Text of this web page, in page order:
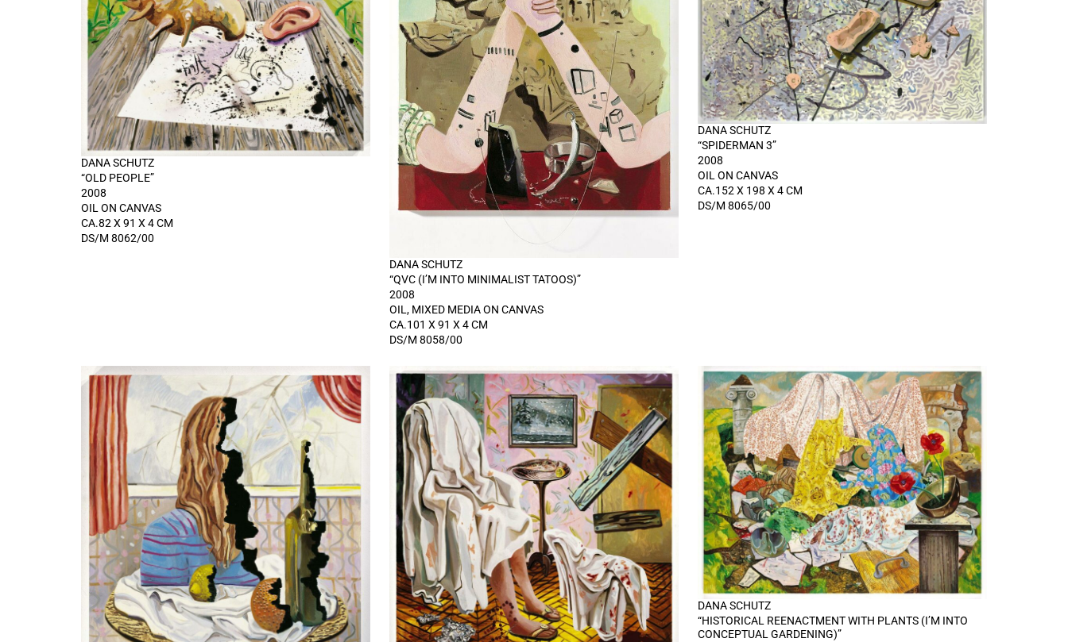
DANA SCHUTZ
“OLD PEOPLE”
2008
OIL ON CANVAS
CA.82 X 91 X 4 CM
DS/M 8062/00
DANA SCHUTZ
“QVC (I’M INTO MINIMALIST TATOOS)”
2008
OIL, MIXED MEDIA ON CANVAS
CA.101 X 91 X 4 CM
DS/M 8058/00
DANA SCHUTZ
“SPIDERMAN 3”
2008
OIL ON CANVAS
CA.152 X 198 X 4 CM
DS/M 8065/00
DANA SCHUTZ
“HISTORICAL REENACTMENT WITH PLANTS (I’M INTO
CONCEPTUAL GARDENING)”